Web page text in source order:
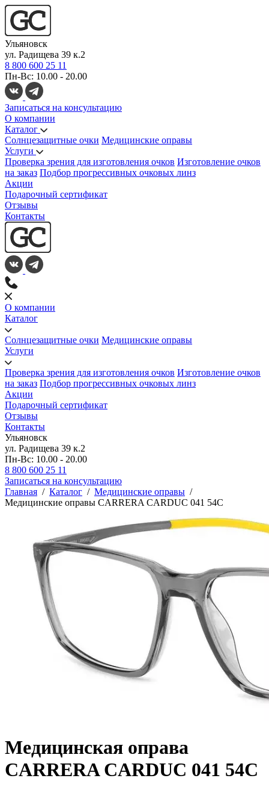
Ульяновск
ул. Радищева 39 к.2
8 800 600 25 11
Пн-Вс: 10.00 - 20.00
Записаться на консультацию
О компании
Каталог
Солнцезащитные очки Медицинские оправы
Услуги
Проверка зрения для изготовления очков Изготовление очков
на заказ Подбор прогрессивных очковых линз
Акции
Подарочный сертификат
Отзывы
Контакты
О компании
Каталог
Солнцезащитные очки Медицинские оправы
Услуги
Проверка зрения для изготовления очков Изготовление очков
на заказ Подбор прогрессивных очковых линз
Акции
Подарочный сертификат
Отзывы
Контакты
Ульяновск
ул. Радищева 39 к.2
Пн-Вс: 10.00 - 20.00
8 800 600 25 11
Записаться на консультацию
Главная / Каталог / Медицинские оправы /
Медицинские оправы CARRERA CARDUC 041 54C
Медицинская оправа
CARRERA CARDUC 041 54C